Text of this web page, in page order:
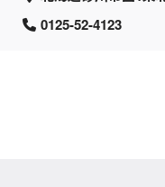
0125-52-4123